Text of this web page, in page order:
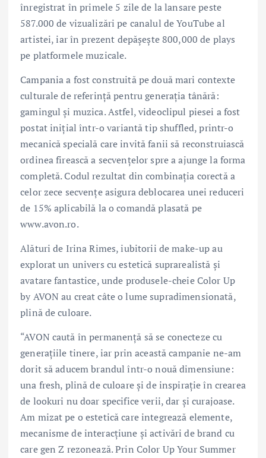
înregistrat în primele 5 zile de la lansare peste
587.000 de vizualizări pe canalul de YouTube al
artistei, iar în prezent depășește 800,000 de plays
pe platformele muzicale.
Campania a fost construită pe două mari contexte
culturale de referință pentru generația tânără:
gamingul și muzica. Astfel, videoclipul piesei a fost
postat inițial într-o variantă tip shuffled, printr-o
mecanică specială care invită fanii să reconstruiască
ordinea firească a secvențelor spre a ajunge la forma
completă. Codul rezultat din combinația corectă a
celor zece secvențe asigura deblocarea unei reduceri
de 15% aplicabilă la o comandă plasată pe
www.avon.ro.
Alături de Irina Rimes, iubitorii de make-up au
explorat un univers cu estetică suprarealistă și
avatare fantastice, unde produsele-cheie Color Up
by AVON au creat câte o lume supradimensionată,
plină de culoare.
“AVON caută în permanență să se conecteze cu
generațiile tinere, iar prin această campanie ne-am
dorit să aducem brandul într-o nouă dimensiune:
una fresh, plină de culoare și de inspirație în crearea
de lookuri nu doar specifice verii, dar și curajoase.
Am mizat pe o estetică care integrează elemente,
mecanisme de interacțiune și activări de brand cu
care gen Z rezonează. Prin Color Up Your Summer